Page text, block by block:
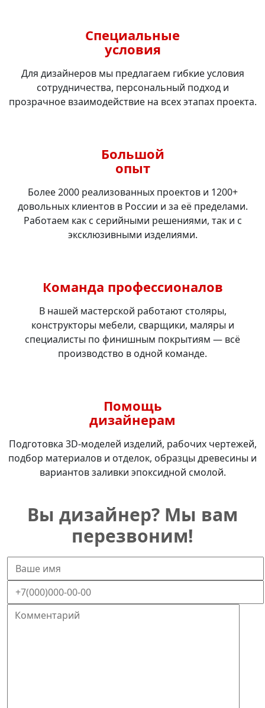
Специальные
условия
Для дизайнеров мы предлагаем гибкие условия
сотрудничества, персональный подход и
прозрачное взаимодействие на всех этапах проекта.
Большой
опыт
Более 2000 реализованных проектов и 1200+
довольных клиентов в России и за её пределами.
Работаем как с серийными решениями, так и с
эксклюзивными изделиями.
Команда профессионалов
В нашей мастерской работают столяры,
конструкторы мебели, сварщики, маляры и
специалисты по финишным покрытиям — всё
производство в одной команде.
Помощь
дизайнерам
Подготовка 3D-моделей изделий, рабочих чертежей,
подбор материалов и отделок, образцы древесины и
вариантов заливки эпоксидной смолой.
Вы дизайнер? Мы вам
перезвоним!